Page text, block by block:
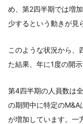
め、第2四半期では増
少するという動きが見
このような状況から、
た結果、年に1度の開
第4四半期の人員数は
の期間中に特定のM&A
が増加しています。一